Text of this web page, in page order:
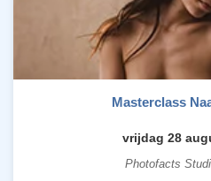
Masterclass
vrijdag 28
Photofacts